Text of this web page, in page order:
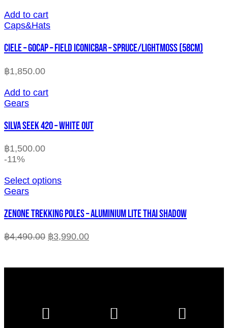
Add to cart
Caps&Hats
CIELE – GOCAP – FIELD ICONICBAR – SPRUCE/LIGHTMOSS (58cm)
฿1,850.00
Add to cart
Gears
SILVA SEEK 420 – WHITE OUT
฿1,500.00
-11%
Select options
Gears
ZENONE TREKKING POLES – ALUMINIUM LITE THAI SHADOW
฿4,490.00 ฿3,990.00